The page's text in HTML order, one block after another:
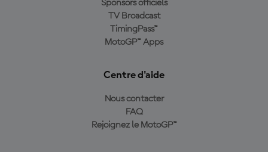
Sponsors officiels
TV Broadcast
TimingPass™
MotoGP™ Apps
Centre d'aide
Nous contacter
FAQ
Rejoignez le MotoGP™